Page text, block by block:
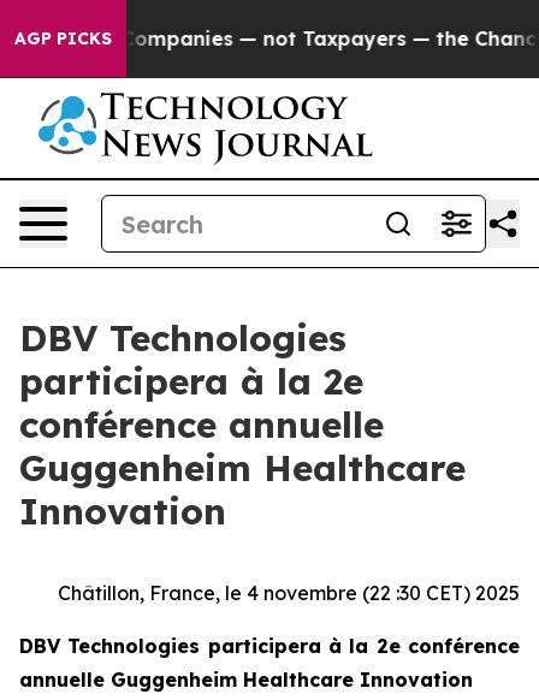
AGP PICKS
oil Companies — not Taxpayers — the Chance to
DBV Technologies
participera à la 2e
conférence annuelle
Guggenheim Healthcare
Innovation
Châtillon, France, le 4 novembre (22 :30 CET) 2025
DBV Technologies participera à la 2e conférence
annuelle Guggenheim Healthcare Innovation